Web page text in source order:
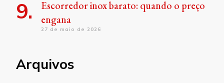
Escorredor inox barato: quando o preço
engana
27 de maio de 2026
Arquivos